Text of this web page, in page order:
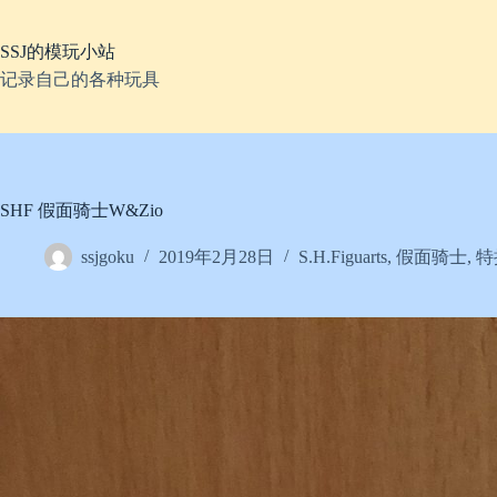
内
容
SSJ的模玩小站
记录自己的各种玩具
SHF 假面骑士W&Zio
ssjgoku 2019年2月28日 S.H.Figuarts, 假面骑士, 特